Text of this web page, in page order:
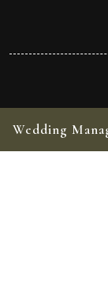
Wedding